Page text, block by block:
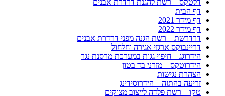
דלטקס – רשת להגנת דרדרת אבנים
דף הבית
דף מידר 2021
דף מידר 2022
דרדרשת – רשת הגנה מפני דרדרת אבנים
דריינבוקס ארגזי אגירה וחלחול
הידרוגג – חיפוי גגות במערכת מרסנת נגר
הידרוטקס – מזרני בד בטון
הצהרת נגישות
זריעה בהתזה – הידרוסידינג
טקו – רשת פלדה לייצוב מצוקים